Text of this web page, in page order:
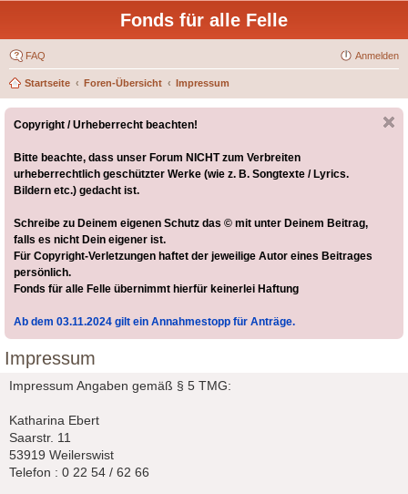
Fonds für alle Felle
FAQ Anmelden
Startseite Foren-Übersicht Impressum
Copyright / Urheberrecht beachten!
Bitte beachte, dass unser Forum NICHT zum Verbreiten
urheberrechtlich geschützter Werke (wie z. B. Songtexte / Lyrics.
Bildern etc.) gedacht ist.
Schreibe zu Deinem eigenen Schutz das © mit unter Deinem Beitrag,
falls es nicht Dein eigener ist.
Für Copyright-Verletzungen haftet der jeweilige Autor eines Beitrages
persönlich.
Fonds für alle Felle übernimmt hierfür keinerlei Haftung
Ab dem 03.11.2024 gilt ein Annahmestopp für Anträge.
Impressum
Impressum Angaben gemäß § 5 TMG:
Katharina Ebert
Saarstr. 11
53919 Weilerswist
Telefon : 0 22 54 / 62 66